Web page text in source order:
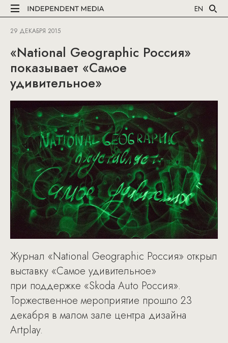
EN
29 ДЕКАБРЯ 2015
«National Geographic Россия»
показывает «Самое
удивительное»
Журнал «National Geographic Россия» открыл
выставку «Самое удивительное»
при поддержке «Skoda Auto Россия».
Торжественное мероприятие прошло 23
декабря в малом зале центра дизайна
Artplay.